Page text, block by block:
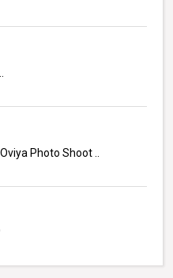
Photo Shoot ..